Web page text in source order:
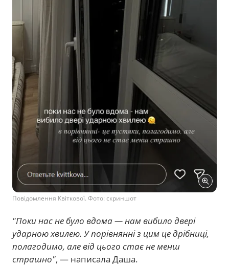
Повідомлення Квіткової. Фото: скриншот
"Поки нас не було вдома — нам вибило двері
ударною хвилею. У порівнянні з цим це дрібниці,
полагодимо, але від цього стає не менш
страшно", — написала Даша.